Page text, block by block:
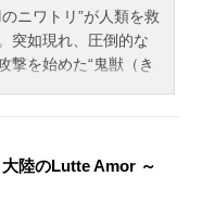
一：小林親弘アシ(リ)
石由竹：伊藤健太郎
芳忠土...
）：TARAKO→菊池
ろし（お父さん）：
すみれ（お母さ
田敏さくらこたけ
）：佐々木優子穂波
ニワトリ”が人類を救
突如現れ、圧倒的な
撃を始めた“鬼獣（き
影が——！「テメー
陸のLutte Amor ～